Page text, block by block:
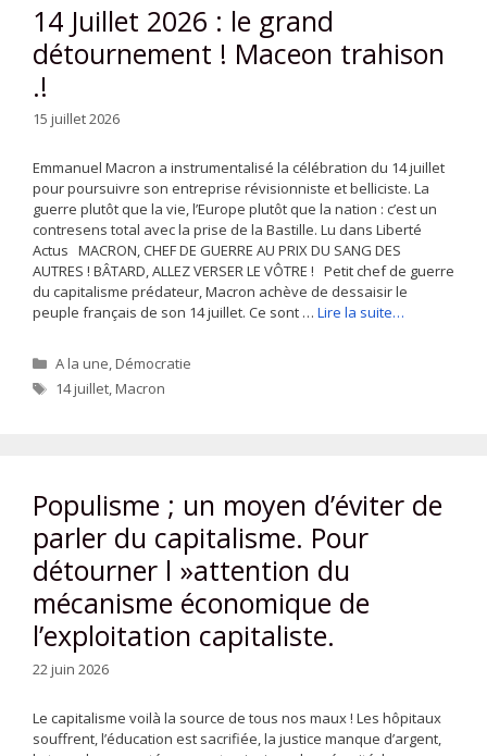
14 Juillet 2026 : le grand
détournement ! Maceon trahison
.!
15 juillet 2026
Emmanuel Macron a instrumentalisé la célébration du 14 juillet
pour poursuivre son entreprise révisionniste et belliciste. La
guerre plutôt que la vie, l’Europe plutôt que la nation : c’est un
contresens total avec la prise de la Bastille. Lu dans Liberté
Actus MACRON, CHEF DE GUERRE AU PRIX DU SANG DES
AUTRES ! BÂTARD, ALLEZ VERSER LE VÔTRE ! Petit chef de guerre
du capitalisme prédateur, Macron achève de dessaisir le
peuple français de son 14 juillet. Ce sont … Lire la suite…
Catégories
A la une,Démocratie
Étiquettes
14 juillet,Macron
Populisme ; un moyen d’éviter de
parler du capitalisme. Pour
détourner l »attention du
mécanisme économique de
l’exploitation capitaliste.
22 juin 2026
Le capitalisme voilà la source de tous nos maux ! Les hôpitaux
souffrent, l’éducation est sacrifiée, la justice manque d’argent,